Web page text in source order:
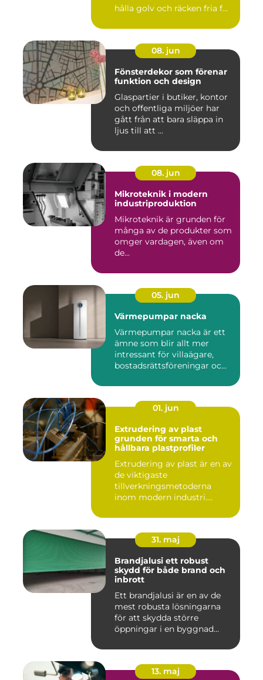
hålla golv och räcken fria f...
08. jun
Fönsterdekor som förenar
funktion och design
Glaspartier i butiker, kontor
och offentliga miljöer har
gått från att bara släppa in
ljus till att ...
08. jun
Mikroteknik i modern
industriproduktion
Mikroteknik är grunden för
många av de produkter som
omger vardagen, även om
de...
05. jun
Värmepumpar nacka
Värmepumpar nacka är ett
ämne som blir allt mer
intressant för villaägare,
bostadsrättsföreningar oc...
01. jun
Extrudering av plast
grunden för smarta och
hållbara plastprofiler
Extrudering av plast är en av
de viktigaste
tillverkningsmetoderna
inom modern industri.
31. maj
Brandjalusi ett robust
skydd för både brand och
inbrott
Ett brandjalusi är en av de
mest robusta lösningarna
för att skydda större
öppningar i en byggnad
13. maj